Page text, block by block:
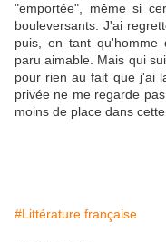
"emportée", même si
bouleversants. J'ai
puis, en tant qu'homme
paru aimable. Mais qui
pour rien au fait que j'ai
privée ne me regarde
moins de place dans
#Littérature française